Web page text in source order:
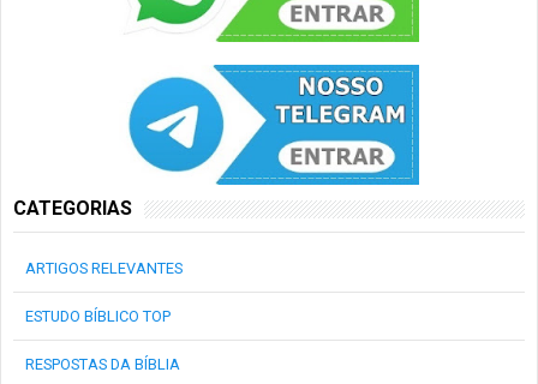
CATEGORIAS
ARTIGOS RELEVANTES
ESTUDO BÍBLICO TOP
RESPOSTAS DA BÍBLIA